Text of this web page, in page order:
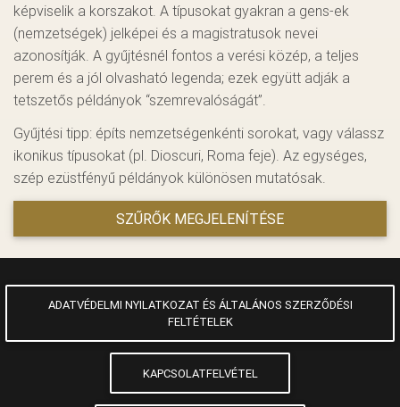
képviselik a korszakot. A típusokat gyakran a gens-ek
(nemzetségek) jelképei és a magistratusok nevei
azonosítják. A gyűjtésnél fontos a verési közép, a teljes
perem és a jól olvasható legenda; ezek együtt adják a
tetszetős példányok “szemrevalóságát”.
Gyűjtési tipp: építs nemzetségenkénti sorokat, vagy válassz
ikonikus típusokat (pl. Dioscuri, Roma feje). Az egységes,
szép ezüstfényű példányok különösen mutatósak.
SZŰRŐK MEGJELENÍTÉSE
ADATVÉDELMI NYILATKOZAT ÉS ÁLTALÁNOS SZERZŐDÉSI
FELTÉTELEK
KAPCSOLATFELVÉTEL